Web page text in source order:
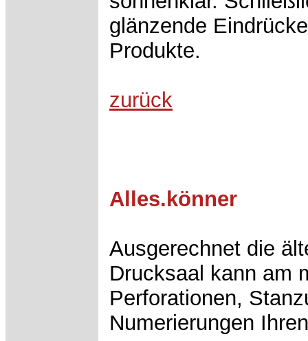
glänzende
Produkte.
zurück
Alles.könner
Ausgerechnet die
Drucksaal kann am
Perforationen,
Numerierungen